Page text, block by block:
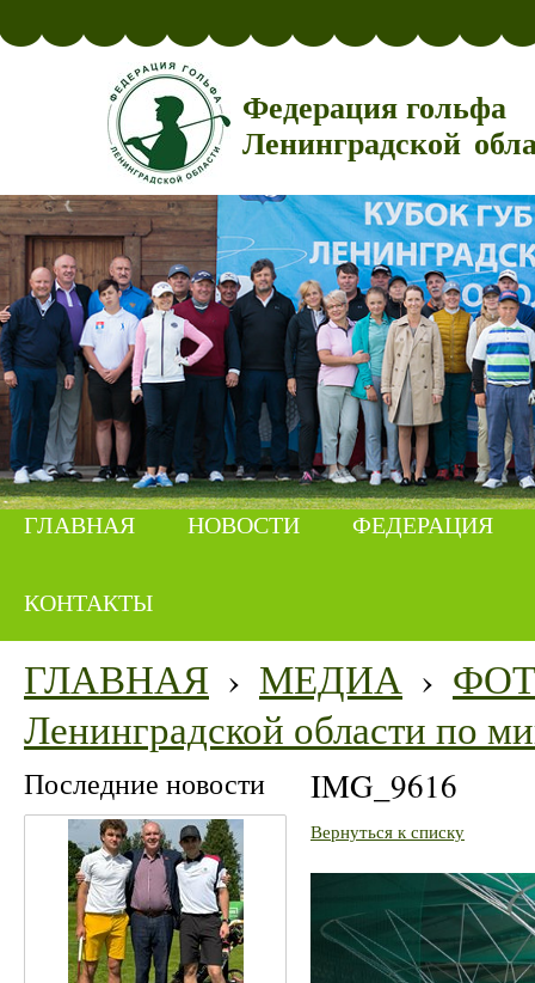
Федерация гольфа
Ленинградской
ГЛАВНАЯ НОВОСТИ ФЕДЕРАЦИЯ
КОНТАКТЫ
ГЛАВНАЯ › МЕДИА ›
Ленинградской области по
Последние новости IMG_9616
Вернуться к списку